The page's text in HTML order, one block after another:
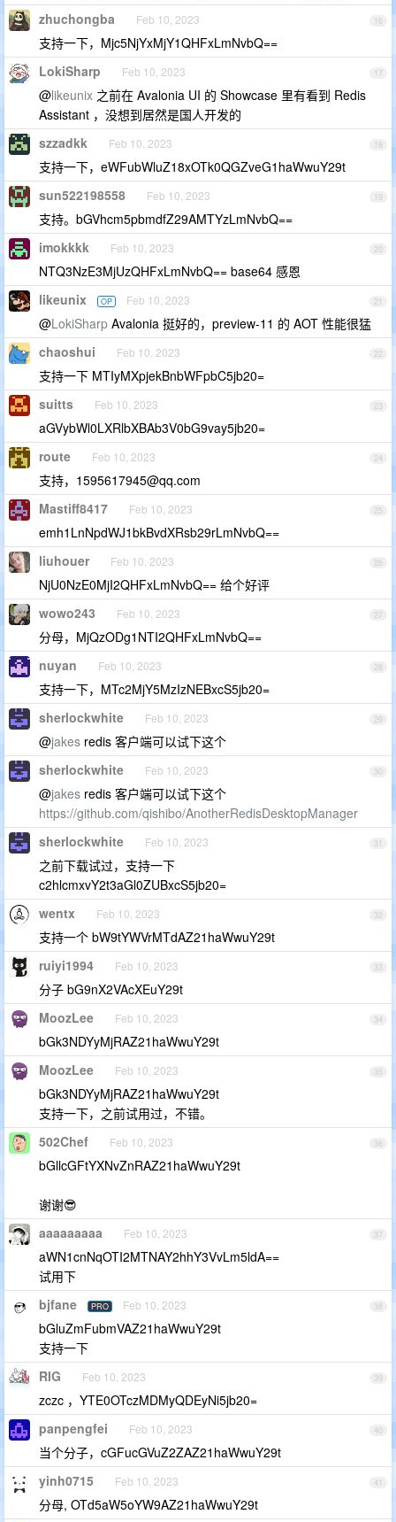
16
zhuchongba Feb 10, 2023
支持一下，Mjc5NjYxMjY1QHFxLmNvbQ==
17
LokiSharp Feb 10, 2023
@likeunix 之前在 Avalonia UI 的 Showcase 里有看到 Redis
Assistant ，没想到居然是国人开发的
18
szzadkk Feb 10, 2023
支持一下，eWFubWluZ18xOTk0QGZveG1haWwuY29t
19
sun522198558 Feb 10, 2023
支持。bGVhcm5pbmdfZ29AMTYzLmNvbQ==
20
imokkkk Feb 10, 2023
NTQ3NzE3MjUzQHFxLmNvbQ== base64 感恩
21
likeunix OP Feb 10, 2023
@LokiSharp Avalonia 挺好的，preview-11 的 AOT 性能很猛
22
chaoshui Feb 10, 2023
支持一下 MTIyMXpjekBnbWFpbC5jb20=
23
suitts Feb 10, 2023
aGVybWl0LXRlbXBAb3V0bG9vay5jb20=
24
route Feb 10, 2023
支持， 1595617945@qq.com
25
Mastiff8417 Feb 10, 2023
emh1LnNpdWJ1bkBvdXRsb29rLmNvbQ==
26
liuhouer Feb 10, 2023
NjU0NzE0MjI2QHFxLmNvbQ== 给个好评
27
wowo243 Feb 10, 2023
分母，MjQzODg1NTI2QHFxLmNvbQ==
28
nuyan Feb 10, 2023
支持一下，MTc2MjY5MzIzNEBxcS5jb20=
29
sherlockwhite Feb 10, 2023
@jakes redis 客户端可以试下这个
30
sherlockwhite Feb 10, 2023
@jakes redis 客户端可以试下这个
https://github.com/qishibo/AnotherRedisDesktopManager
31
sherlockwhite Feb 10, 2023
之前下载试过，支持一下
c2hlcmxvY2t3aGl0ZUBxcS5jb20=
32
wentx Feb 10, 2023
支持一个 bW9tYWVrMTdAZ21haWwuY29t
33
ruiyi1994 Feb 10, 2023
分子 bG9nX2VAcXEuY29t
34
MoozLee Feb 10, 2023
bGk3NDYyMjRAZ21haWwuY29t
35
MoozLee Feb 10, 2023
bGk3NDYyMjRAZ21haWwuY29t
支持一下，之前试用过，不错。
36
502Chef Feb 10, 2023
bGllcGFtYXNvZnRAZ21haWwuY29t
谢谢😎
37
aaaaaaaaa Feb 10, 2023
aWN1cnNqOTI2MTNAY2hhY3VvLm5ldA==
试用下
38
bjfane PRO Feb 10, 2023
bGluZmFubmVAZ21haWwuY29t
支持一下
39
RIG Feb 10, 2023
zczc ，YTE0OTczMDMyQDEyNi5jb20=
40
panpengfei Feb 10, 2023
当个分子，cGFucGVuZ2ZAZ21haWwuY29t
41
yinh0715 Feb 10, 2023
分母, OTd5aW5oYW9AZ21haWwuY29t